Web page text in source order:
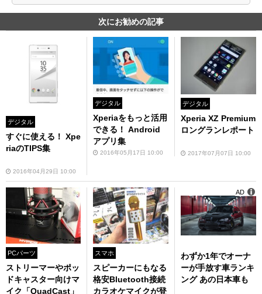
次にお勧めの記事
デジタル
すぐに使える！ Xpe
riaのTIPS集
2016年04月29日 10:00
デジタル
Xperiaをもっと活用
できる！ Android
アプリ集
2016年05月17日 10:00
デジタル
Xperia XZ Premium
ロングランレポート
2017年07月07日 10:00
PCパーツ
ストリーマーやポッ
ドキャスター向けマ
イク「QuadCast」
スマホ
スピーカーにもなる
格安Bluetooth接続
カラオケマイクが登
わずか1年でオーナ
ーが手放す車ランキ
ング あの日本車も
AD